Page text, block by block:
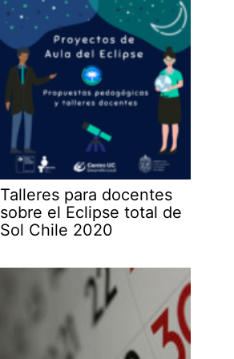
Talleres para docentes
sobre el Eclipse total de
Sol Chile 2020